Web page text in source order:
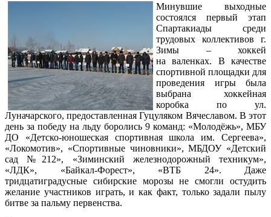
Минувшие выходные
состоялся первый этап
Спартакиады среди
трудовых коллективов г.
Зимы – хоккей
на валенках. В качестве
спортивной площадки для
проведения игры была
выбрана хоккейная
коробка по ул.
Луначарского, предоставленная Гуцуляком Вячеславом. В этот
день за победу на льду боролись 9 команд: «Молодёжь», МБУ
ДО «Детско-юношеская спортивная школа им. Сергеева»,
«Локомотив», «Спортивные чиновники», МБДОУ «Детский
сад №212», «Зиминский железнодорожный техникум»,
«ЛДК», «Байкал-Форест», «ВТБ 24». Даже
тридцатиградусные сибирские морозы не смогли остудить
желание участников играть, и как факт, только задали пылу
битве за пальму первенства.